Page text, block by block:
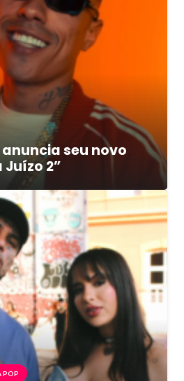
anuncia seu novo
2”
POP